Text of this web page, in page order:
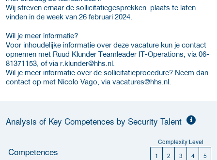
Wij streven ernaar de sollicitatiegesprekken plaats te laten
vinden in de week van 26 februari 2024.
Wil je meer informatie?
Voor inhoudelijke informatie over deze vacature kun je contact
opnemen met Ruud Klunder Teamleader IT-Operations, via 06-
81371153, of via r.klunder@hhs.nl.
Wil je meer informatie over de sollicitatieprocedure? Neem dan
contact op met Nicolo Vago, via vacatures@hhs.nl.
Analysis of Key Competences by Security Talent
Complexity Level
Competences 1 2 3 4 5